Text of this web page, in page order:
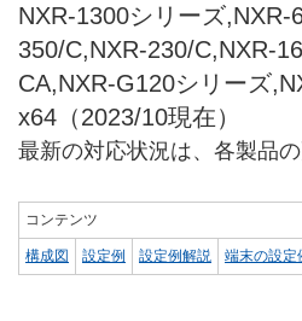
NXR-1300シリーズ
350/C,NXR-230/C,NXR-
CA,NXR-G120シリーズ
x64（2023/10現在）
最新の対応状況は、各製品
コンテンツ
構成図 設定例 設定例解説 端末の設定